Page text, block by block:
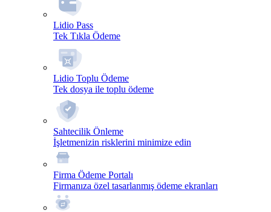
Lidio Pass
Tek Tıkla Ödeme
Lidio Toplu Ödeme
Tek dosya ile toplu ödeme
Sahtecilik Önleme
İşletmenizin risklerini minimize edin
Firma Ödeme Portalı
Firmanıza özel tasarlanmış ödeme ekranları